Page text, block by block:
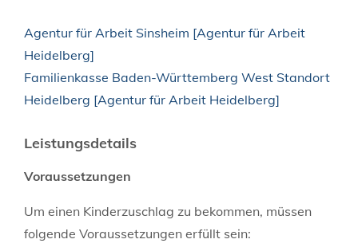
Agentur für Arbeit Sinsheim [Agentur für Arbeit
Heidelberg]
Familienkasse Baden-Württemberg West Standort
Heidelberg [Agentur für Arbeit Heidelberg]
Leistungsdetails
Voraussetzungen
Um einen Kinderzuschlag zu bekommen, müssen
folgende Voraussetzungen erfüllt sein: